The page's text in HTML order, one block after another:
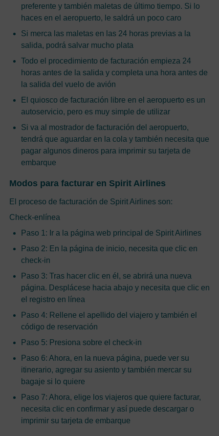
preferente y también maletas de último tiempo. Si lo
haces en el aeropuerto, le saldrá un poco caro
Si merca las maletas en las 24 horas previas a la
salida, podrá salvar mucho plata
Todo el procedimiento de facturación empieza 24
horas antes de la salida y completa una hora antes de
la salida del vuelo de avión
El quiosco de facturación libre en el aeropuerto es un
autoservicio, pero es muy simple de utilizar
Si va al mostrador de facturación del aeropuerto,
tendrá que aguardar en la cola y también necesita que
pagar algunos dineros para imprimir su tarjeta de
embarque
Modos para facturar en Spirit Airlines
El proceso de facturación de Spirit Airlines son:
Check-enlínea
Paso 1: Ir a la página web principal de Spirit Airlines
Paso 2: En la página de inicio, necesita que clic en
check-in
Paso 3: Tras hacer clic en él, se abrirá una nueva
página. Desplácese hacia abajo y necesita que clic en
el registro en línea
Paso 4: Rellene el apellido del viajero y también el
código de reservación
Paso 5: Presiona sobre el check-in
Paso 6: Ahora, en la nueva página, puede ver su
itinerario, agregar su asiento y también mercar su
bagaje si lo quiere
Paso 7: Ahora, elige los viajeros que quiere facturar,
necesita clic en confirmar y así puede descargar o
imprimir su tarjeta de embarque